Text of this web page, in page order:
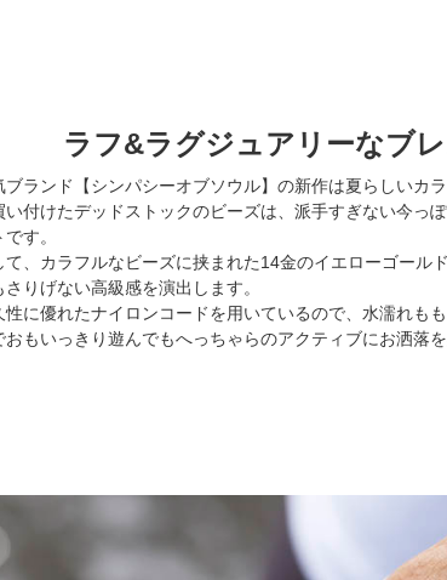
ラフ&ラグジュアリーなブ
ブランド【シンパシーオブソウル】の新作は夏らしいカ
い付けたデッドストックのビーズは、派手すぎない今っ
です。
て、カラフルなビーズに挟まれた14金のイエローゴール
さりげない高級感を演出します。
性に優れたナイロンコードを用いているので、水濡れも
おもいっきり遊んでもへっちゃらのアクティブにお洒落